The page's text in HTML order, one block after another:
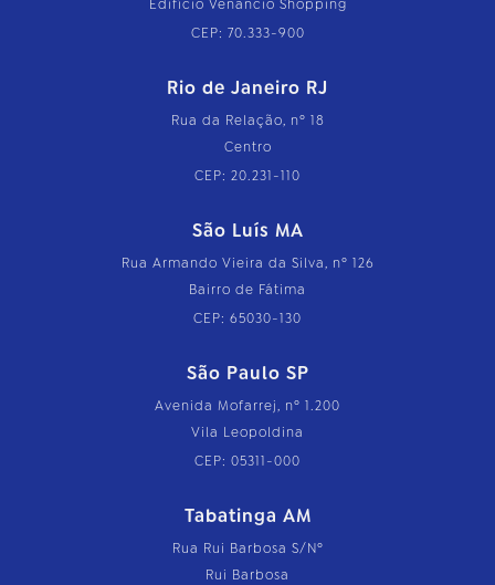
Edifício Venâncio Shopping
CEP: 70.333-900
Rio de Janeiro RJ
Rua da Relação, nº 18
Centro
CEP: 20.231-110
São Luís MA
Rua Armando Vieira da Silva, nº 126
Bairro de Fátima
CEP: 65030-130
São Paulo SP
Avenida Mofarrej, nº 1.200
Vila Leopoldina
CEP: 05311-000
Tabatinga AM
Rua Rui Barbosa S/Nº
Rui Barbosa